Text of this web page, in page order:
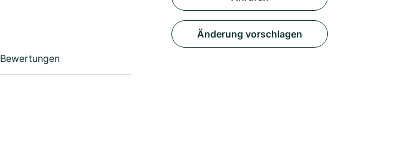
Bewertungen
Änderung vorschlagen